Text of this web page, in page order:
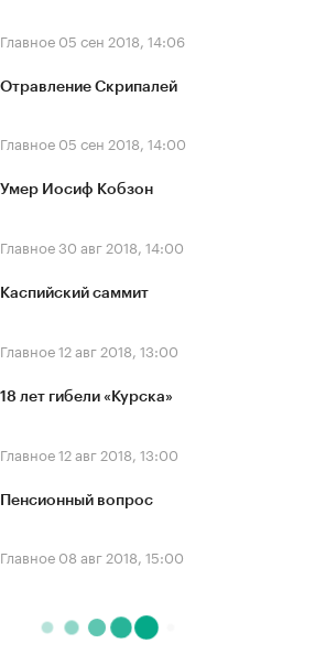
Главное 05 сен 2018, 14:06
Отравление Скрипалей
Главное 05 сен 2018, 14:00
Умер Иосиф Кобзон
Главное30 авг 2018, 14:00
Каспийский саммит
Главное12 авг 2018, 13:00
18 лет гибели «Курска»
Главное12 авг 2018, 13:00
Пенсионный вопрос
Главное 08 авг 2018, 15:00